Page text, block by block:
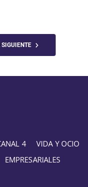
SIGUIENTE
4
VIDA Y OCIO
EMPRESARIALES